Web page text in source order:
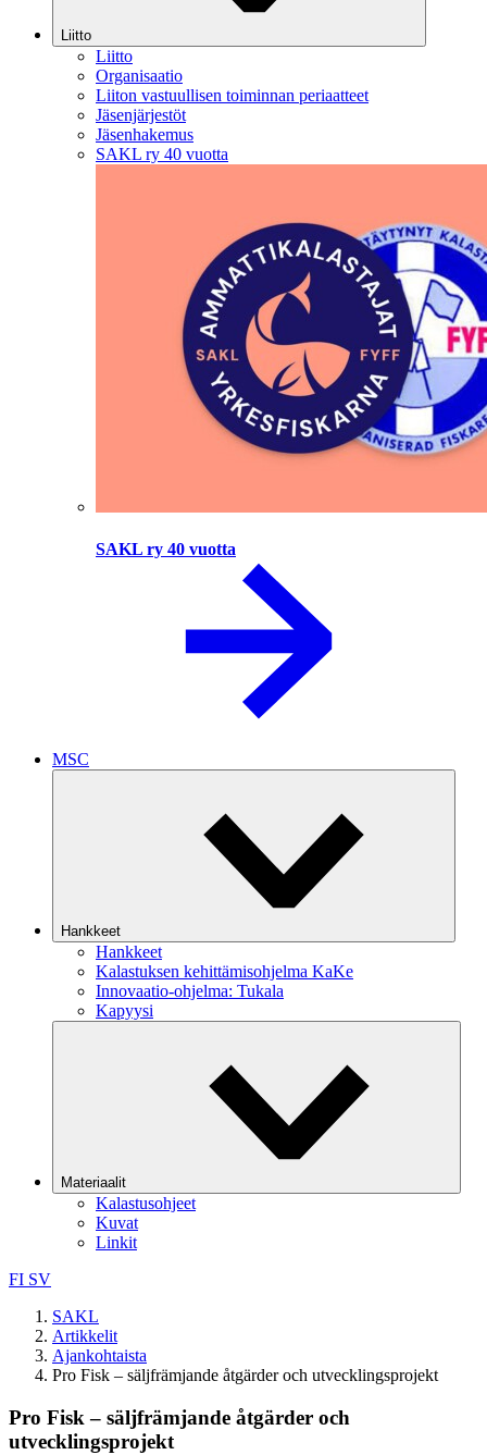
Liitto
Liitto
Organisaatio
Liiton vastuullisen toiminnan periaatteet
Jäsenjärjestöt
Jäsenhakemus
SAKL ry 40 vuotta
SAKL ry 40 vuotta
MSC
Hankkeet
Hankkeet
Kalastuksen kehittämisohjelma KaKe
Innovaatio-ohjelma: Tukala
Kapyysi
Materiaalit
Kalastusohjeet
Kuvat
Linkit
FI SV
SAKL
Artikkelit
Ajankohtaista
Pro Fisk – säljfrämjande åtgärder och utvecklingsprojekt
Pro Fisk – säljfrämjande åtgärder och
utvecklingsprojekt